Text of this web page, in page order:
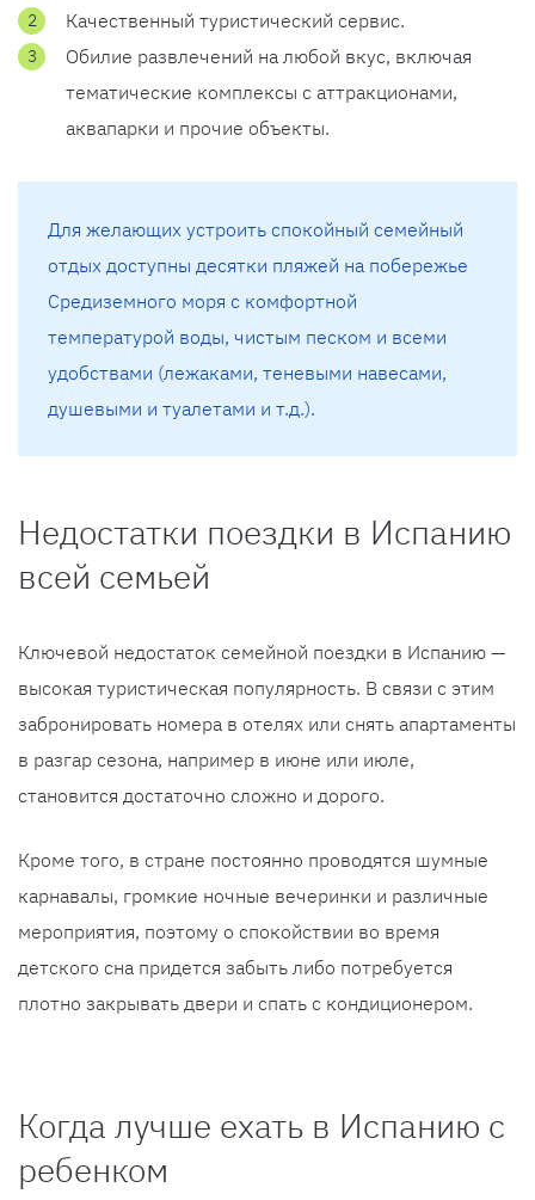
Качественный туристический сервис.
Обилие развлечений на любой вкус, включая
тематические комплексы с аттракционами,
аквапарки и прочие объекты.
Для желающих устроить спокойный семейный
отдых доступны десятки пляжей на побережье
Средиземного моря с комфортной
температурой воды, чистым песком и всеми
удобствами (лежаками, теневыми навесами,
душевыми и туалетами и т.д.).
Недостатки поездки в Испанию
всей семьей
Ключевой недостаток семейной поездки в Испанию —
высокая туристическая популярность. В связи с этим
забронировать номера в отелях или снять апартаменты
в разгар сезона, например в июне или июле,
становится достаточно сложно и дорого.
Кроме того, в стране постоянно проводятся шумные
карнавалы, громкие ночные вечеринки и различные
мероприятия, поэтому о спокойствии во время
детского сна придется забыть либо потребуется
плотно закрывать двери и спать с кондиционером.
Когда лучше ехать в Испанию с
ребенком